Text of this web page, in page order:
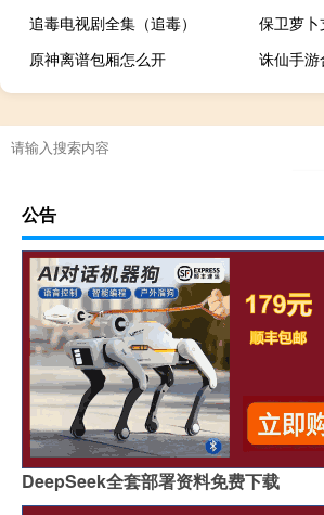
追毒电视剧全集（追毒）
保卫萝
原神离谱包厢怎么开
诛仙手
公告
DeepSeek全套部署资料免费下载